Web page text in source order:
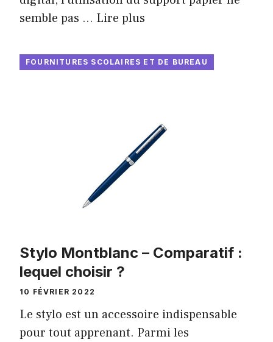
semble pas … Lire plus
FOURNITURES SCOLAIRES ET DE BUREAU
Stylo Montblanc – Comparatif :
lequel choisir ?
10 FÉVRIER 2022
Le stylo est un accessoire indispensable
pour tout apprenant. Parmi les